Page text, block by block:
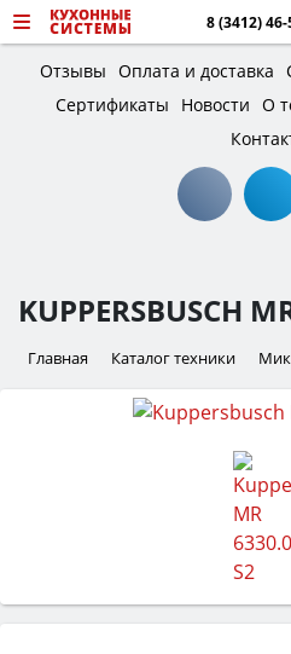
8 (3412)
Отзывы Оплата и доставка
Сертификаты
Новости О
KUPPERSBUSCH
Главная Каталог техники